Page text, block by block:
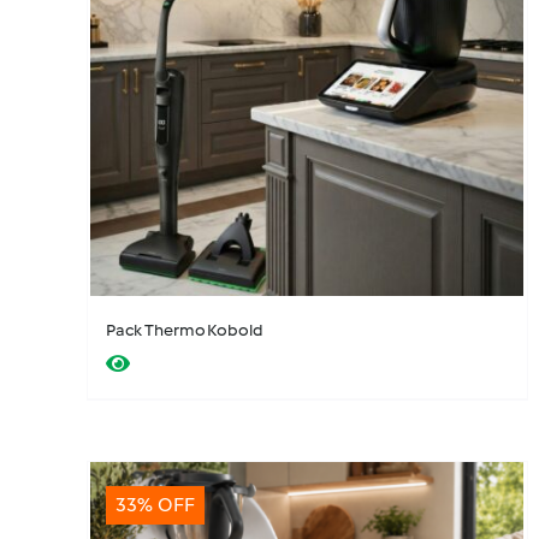
Potencia tu TM7 (40)
Merchandising (7)
Especial Regalos Thermomix (23)
Ofertas ¡De miedo! (28)
Pack wow
Consumibles Kobold
Accesorios Kobold
Kobold VK7 (7)
Repuestos (27)
Más vendidos (34)
Accesorios Thermomix (168)
Libros y chips (18)
Pack ThermoKobold
33% OFF